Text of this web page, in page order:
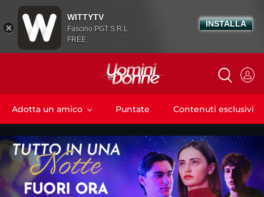
Adotta un amico Puntate Contenuti esclusivi
WITTYTV
Fascino PGT S.R.L
FREE
INSTALLA